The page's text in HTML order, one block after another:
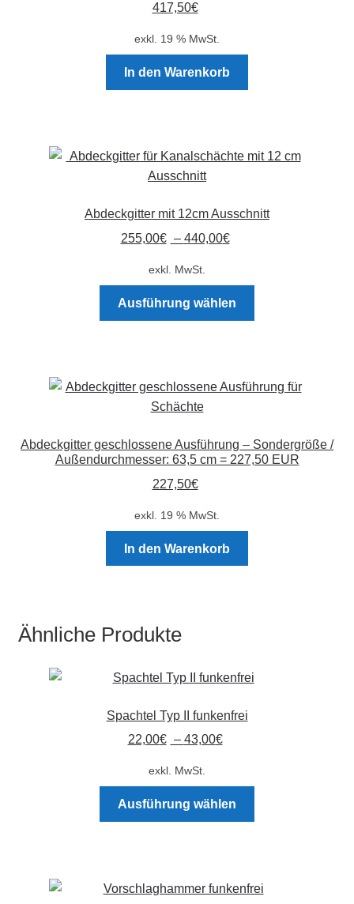
417,50€
exkl. 19 % MwSt.
In den Warenkorb
Abdeckgitter mit 12cm Ausschnitt
255,00€ – 440,00€
exkl. MwSt.
Ausführung wählen
auf.
können
Abdeckgitter geschlossene Ausführung – Sondergröße /
Außendurchmesser: 63,5 cm = 227,50 EUR
227,50€
exkl. 19 % MwSt.
In den Warenkorb
Ähnliche Produkte
Spachtel Typ II funkenfrei
22,00€ – 43,00€
exkl. MwSt.
Ausführung wählen
auf.